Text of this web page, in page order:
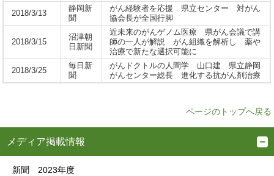
2018/3/13
静岡新
聞
がん経験者を応援 県立センター 対がん
協会長が全国行脚
2018/3/15
沼津朝
日新聞
近未来のがんゲノム医療 県がん会議で講
師の一人が解説 がん組織を解析し 薬や
治療で新たな選択可能に
2018/3/25
毎日新
聞
がんドクトルの人間学 山口建 県立静岡
がんセンター総長 進化する抗がん剤治療
ページのトップへ戻る
メディア掲載情報
新聞 2023年度